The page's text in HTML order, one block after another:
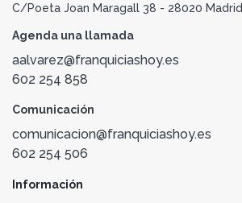
C/Poeta Joan Maragall 38 - 28020 Madrid
Agenda una llamada
aalvarez@franquiciashoy.es
602 254 858
Comunicación
comunicacion@franquiciashoy.es
602 254 506
Información